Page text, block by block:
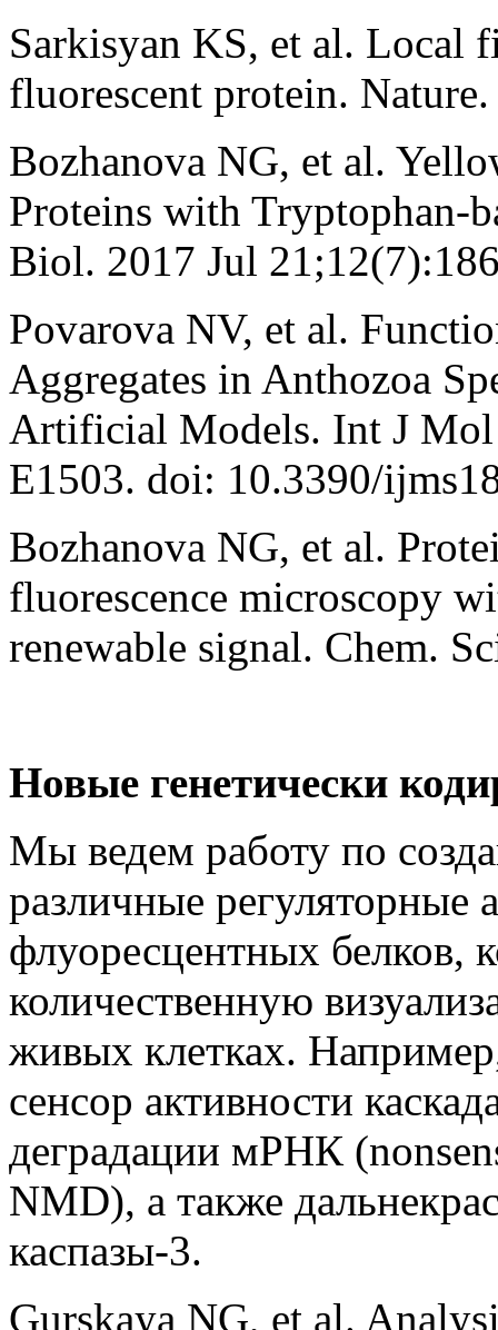
Sarkisyan KS, et al. Local
fluorescent protein.
Bozhanova NG, et al.
Proteins with Tryptophan-
Biol. 2017 Jul
Povarova NV, et al.
Aggregates in Anthozoa
Artificial Models. Int J
E1503. doi: 10.3390/
Bozhanova NG, et al.
fluorescence microscopy
renewable signal. Chem.
Новые генетически
Мы ведем работу по
различные регуляторные
флуоресцентных белков,
количественную
живых клетках.
сенсор активности
деградации мРНК
NMD), а также
каспазы-3.
Gurskaya NG, et al.